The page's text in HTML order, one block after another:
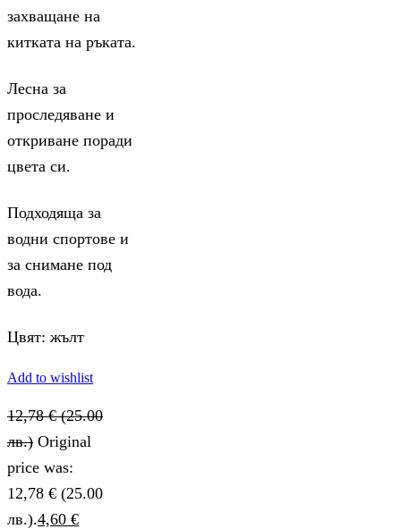
захващане на
китката на ръката.
Лесна за
проследяване и
откриване поради
цвета си.
Подходяща за
водни спортове и
за снимане под
вода.
Цвят: жълт
Add to wishlist
12,78€ (25.00
лв.) Original
price was:
12,78 € (25.00
лв.).4,60 €